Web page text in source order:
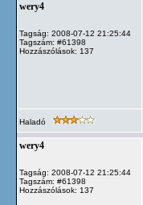
wery4
Tagság: 2008-07-12 21:25:44
Tagszám: #61398
Hozzászólások: 137
Haladó
wery4
Tagság: 2008-07-12 21:25:44
Tagszám: #61398
Hozzászólások: 137